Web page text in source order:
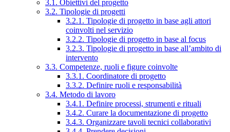
3.1. Obiettivi del progetto
3.2. Tipologie di progetti
3.2.1. Tipologie di progetto in base agli attori
coinvolti nel servizio
3.2.2. Tipologie di progetto in base al focus
3.2.3. Tipologie di progetto in base all’ambito di
intervento
3.3. Competenze, ruoli e figure coinvolte
3.3.1. Coordinatore di progetto
3.3.2. Definire ruoli e responsabilità
3.4. Metodo di lavoro
3.4.1. Definire processi, strumenti e rituali
3.4.2. Curare la documentazione di progetto
3.4.3. Organizzare tavoli tecnici collaborativi